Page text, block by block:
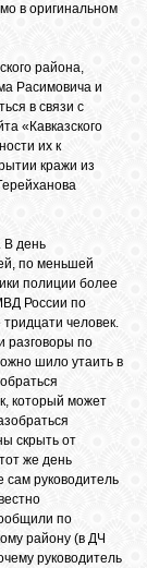
в оригинальном
района,
Расимовича и
в связи с
«Кавказского
их к
кражи из
В день
по меньшей
полиции более
России по
человек.
разговоры по
шило утаить в
который может
скрыть от
же день
руководитель
по
району (в ДЧ
руководитель